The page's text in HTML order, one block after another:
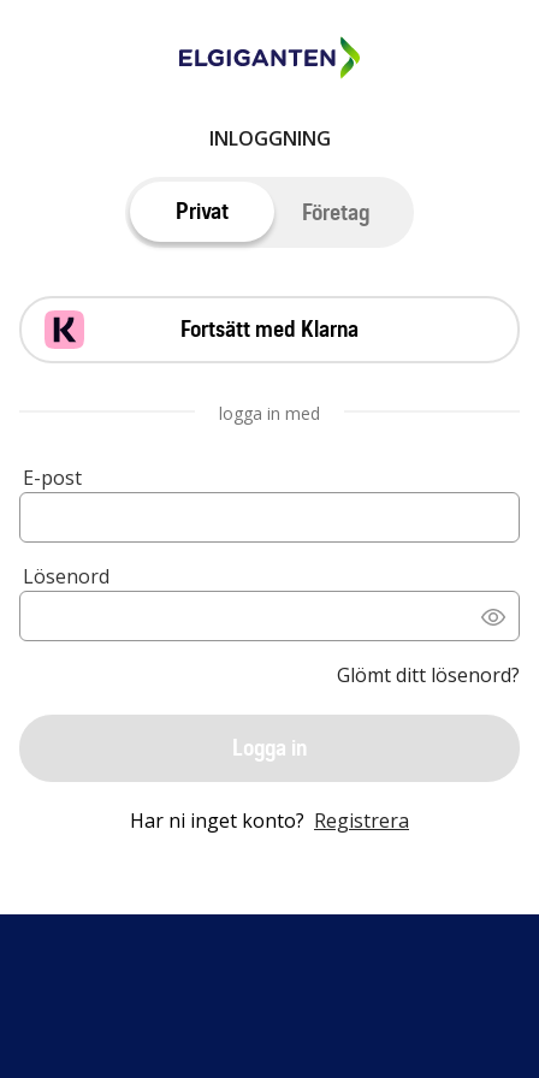
INLOGGNING
Privat Företag
Fortsätt med Klarna
logga in med
E-post
Lösenord
Glömt ditt lösenord?
Logga in
Har ni inget konto? Registrera